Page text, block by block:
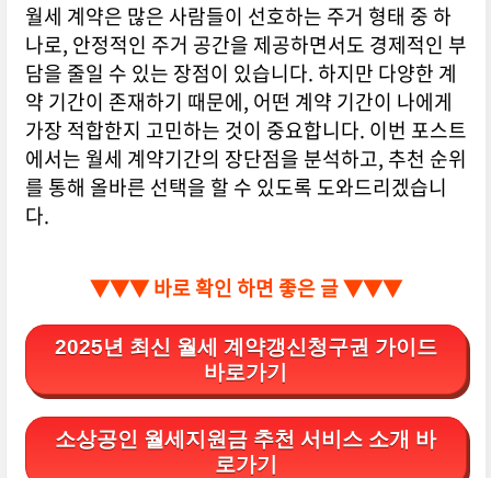
월세 계약은 많은 사람들이 선호하는 주거 형태 중 하
나로, 안정적인 주거 공간을 제공하면서도 경제적인 부
담을 줄일 수 있는 장점이 있습니다. 하지만 다양한 계
약 기간이 존재하기 때문에, 어떤 계약 기간이 나에게
가장 적합한지 고민하는 것이 중요합니다. 이번 포스트
에서는 월세 계약기간의 장단점을 분석하고, 추천 순위
를 통해 올바른 선택을 할 수 있도록 도와드리겠습니
다.
▼▼▼ 바로 확인 하면 좋은 글 ▼▼▼
2025년 최신 월세 계약갱신청구권 가이드
바로가기
소상공인 월세지원금 추천 서비스 소개 바
로가기